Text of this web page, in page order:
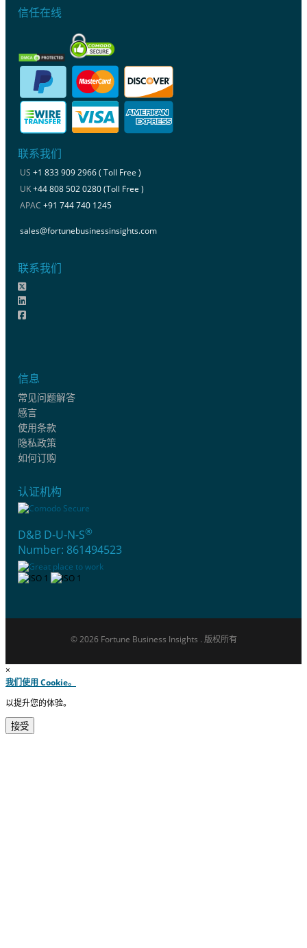
信任在线
联系我们
US +1 833 909 2966 ( Toll Free )
UK+44 808 502 0280 (Toll Free )
APAC +91 744 740 1245
sales@fortunebusinessinsights.com
联系我们
信息
常见问题解答
感言
使用条款
隐私政策
如何订购
认证机构
D&B D-U-N-S®
Number: 861494523
© 2026 Fortune Business Insights . 版权所有
×
我们使用 Cookie。
以提升您的体验。
接受